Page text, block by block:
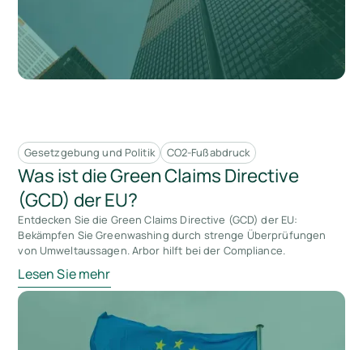
Gesetzgebung und Politik CO2-Fußabdruck
Was ist die Green Claims Directive
(GCD) der EU?
Entdecken Sie die Green Claims Directive (GCD) der EU:
Bekämpfen Sie Greenwashing durch strenge Überprüfungen
von Umweltaussagen. Arbor hilft bei der Compliance.
Lesen Sie mehr